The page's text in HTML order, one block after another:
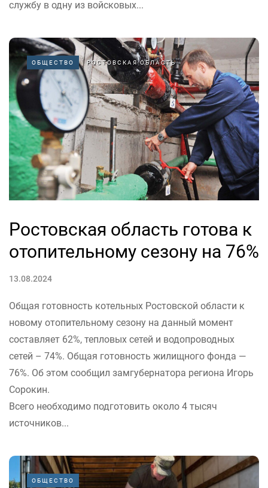
службу в одну из войсковых...
ОБЩЕСТВО РОСТОВСКАЯ ОБЛАСТЬ
Ростовская область готова к
отопительному сезону на 76%
13.08.2024
Общая готовность котельных Ростовской области к
новому отопительному сезону на данный момент
составляет 62%, тепловых сетей и водопроводных
сетей – 74%. Общая готовность жилищного фонда —
76%. Об этом сообщил замгубернатора региона Игорь
Сорокин.
Всего необходимо подготовить около 4 тысяч
источников...
ОБЩЕСТВО